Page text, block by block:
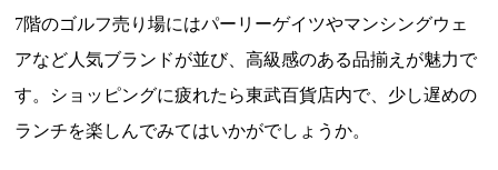
7階のゴルフ売り場にはパーリーゲイツやマンシングウェ
アなど人気ブランドが並び、高級感のある品揃えが魅力で
す。ショッピングに疲れたら東武百貨店内で、少し遅めの
ランチを楽しんでみてはいかがでしょうか。